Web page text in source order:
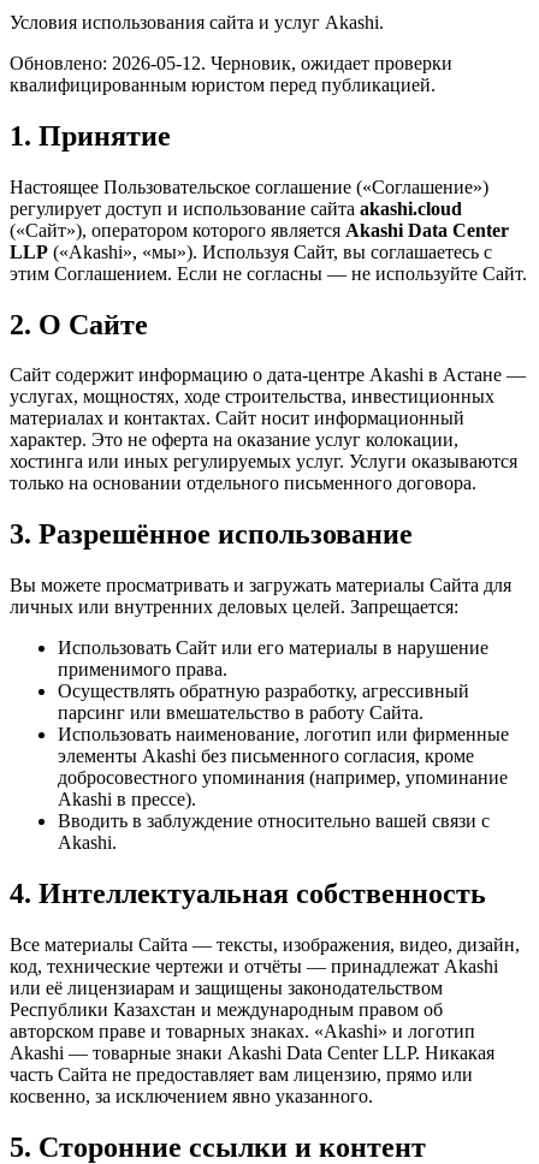
Условия использования сайта и услуг Akashi.
Обновлено: 2026-05-12. Черновик, ожидает проверки
квалифицированным юристом перед публикацией.
1. Принятие
Настоящее Пользовательское соглашение («Соглашение»)
регулирует доступ и использование сайта akashi.cloud
(«Сайт»), оператором которого является Akashi Data Center
LLP («Akashi», «мы»). Используя Сайт, вы соглашаетесь с
этим Соглашением. Если не согласны — не используйте Сайт.
2. О Сайте
Сайт содержит информацию о дата-центре Akashi в Астане —
услугах, мощностях, ходе строительства, инвестиционных
материалах и контактах. Сайт носит информационный
характер. Это не оферта на оказание услуг колокации,
хостинга или иных регулируемых услуг. Услуги оказываются
только на основании отдельного письменного договора.
3. Разрешённое использование
Вы можете просматривать и загружать материалы Сайта для
личных или внутренних деловых целей. Запрещается:
Использовать Сайт или его материалы в нарушение
применимого права.
Осуществлять обратную разработку, агрессивный
парсинг или вмешательство в работу Сайта.
Использовать наименование, логотип или фирменные
элементы Akashi без письменного согласия, кроме
добросовестного упоминания (например, упоминание
Akashi в прессе).
Вводить в заблуждение относительно вашей связи с
Akashi.
4. Интеллектуальная собственность
Все материалы Сайта — тексты, изображения, видео, дизайн,
код, технические чертежи и отчёты — принадлежат Akashi
или её лицензиарам и защищены законодательством
Республики Казахстан и международным правом об
авторском праве и товарных знаках. «Akashi» и логотип
Akashi — товарные знаки Akashi Data Center LLP. Никакая
часть Сайта не предоставляет вам лицензию, прямо или
косвенно, за исключением явно указанного.
5. Сторонние ссылки и контент